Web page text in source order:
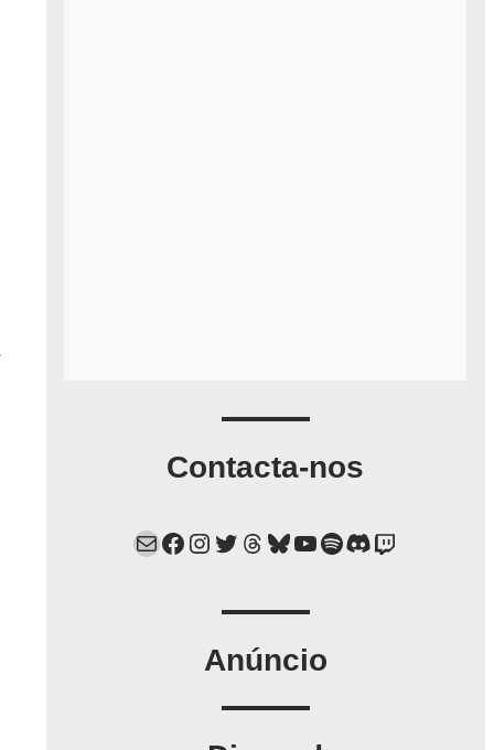
Contacta-nos
Mail Facebook Instagram Twitter Threads Bluesky YouTube Spotify Discord Twitch
Anúncio